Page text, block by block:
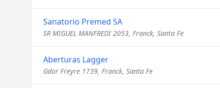
Sanatorio Premed SA
SR MIGUEL MANFREDI 2053, Franck, Santa Fe
Aberturas Lagger
Gdor Freyre 1739, Franck, Santa Fe